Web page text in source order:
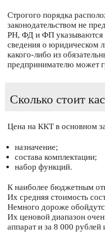
Строгого порядка
законодательством не
РН, ФД и ФП указываются
сведения о юридическом
какого-либо из
предпринимателю может
Сколько стоит
Цена на ККТ в основном
назначение;
состава комплектации;
набор функций.
К наиболее бюджетным
Их средняя стоимость
Немного дороже
Их ценовой диапазон
аппарат и за 8 000 рублей